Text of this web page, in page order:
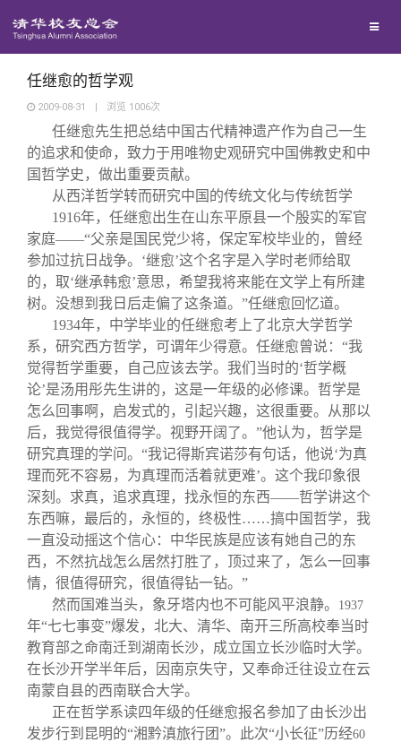
校友文苑
校友讲坛
校友视界
校友服务
终身学习
信息化服务
三创大赛
实用信息
校友总会
总会简介
会长致辞
总会章程
理事会名单
制度法规
联系我们
关闭
任继愈的哲学观
2009-08-31 | 浏览 1006次
任继愈先生把总结中国古代精神遗产作为自己一生
的追求和使命，致力于用唯物史观研究中国佛教史和中
国哲学史，做出重要贡献。
从西洋哲学转而研究中国的传统文化与传统哲学
1916年，任继愈出生在山东平原县一个殷实的军官
家庭——“父亲是国民党少将，保定军校毕业的，曾经
参加过抗日战争。‘继愈’这个名字是入学时老师给取
的，取‘继承韩愈’意思，希望我将来能在文学上有所建
树。没想到我日后走偏了这条道。”任继愈回忆道。
1934年，中学毕业的任继愈考上了北京大学哲学
系，研究西方哲学，可谓年少得意。任继愈曾说：“我
觉得哲学重要，自己应该去学。我们当时的‘哲学概
论’是汤用彤先生讲的，这是一年级的必修课。哲学是
怎么回事啊，启发式的，引起兴趣，这很重要。从那以
后，我觉得很值得学。视野开阔了。”他认为，哲学是
研究真理的学问。“我记得斯宾诺莎有句话，他说‘为真
理而死不容易，为真理而活着就更难’。这个我印象很
深刻。求真，追求真理，找永恒的东西——哲学讲这个
东西嘛，最后的，永恒的，终极性……搞中国哲学，我
一直没动摇这个信心：中华民族是应该有她自己的东
西，不然抗战怎么居然打胜了，顶过来了，怎么一回事
情，很值得研究，很值得钻一钻。”
然而国难当头，象牙塔内也不可能风平浪静。
1937
年“七七事变”爆发，北大、清华、南开三所高校奉当时
教育部之命南迁到湖南长沙，成立国立长沙临时大学。
在长沙开学半年后，因南京失守，又奉命迁往设立在云
南蒙自县的西南联合大学。
正在哲学系读四年级的任继愈报名参加了由长沙出
发步行到昆明的“湘黔滇旅行团”。此次“小长征”历经60